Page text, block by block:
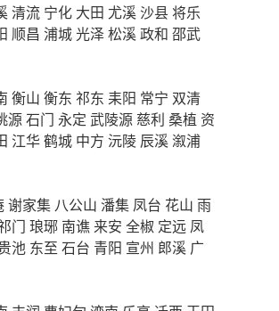
清流 宁化 大田 尤溪沙县将乐
顺昌 浦城光泽松溪政和 邵武
衡山 衡东 祁东 耒阳 常宁 双清
源石门 永定 武陵源 慈利 桑植 资
江华鹤城 中方 沅陵 辰溪 溆浦
谢家集 八公山 潘集 凤台 花山 雨
门 琅琊 南谯 来安 全椒 定远 凤
池 东至 石台 青阳 宣州 郎溪 广